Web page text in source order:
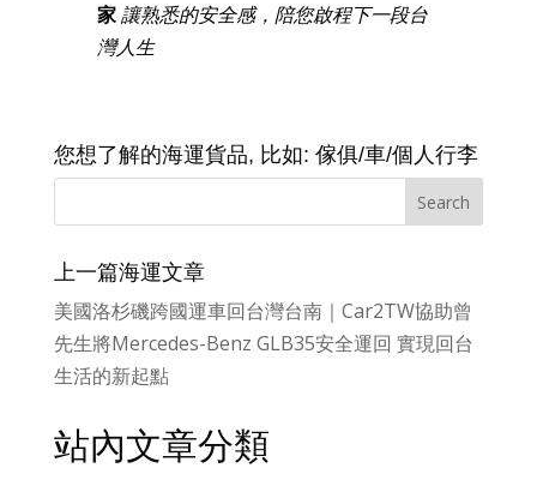
家讓熟悉的安全感，陪您啟程下一段台
灣人生
您想了解的海運貨品, 比如: 傢俱/車/個人行李
上一篇海運文章
美國洛杉磯跨國運車回台灣台南｜Car2TW協助曾
先生將Mercedes-Benz GLB35安全運回 實現回台
生活的新起點
站內文章分類